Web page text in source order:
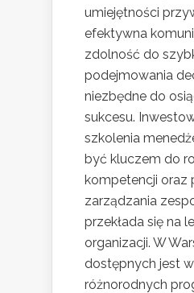
umiejętności
efektywna
zdolność do
podejmowania
niezbędne do
sukcesu.
szkolenia
być kluczem do
kompetencji oraz
zarządzania
przekłada się na
organizacji. W
dostępnych jest
różnorodnych